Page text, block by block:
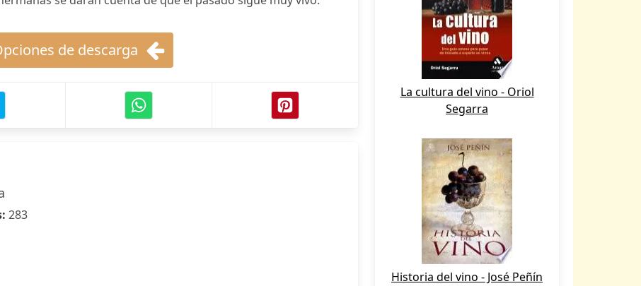
de descarga
283
La cultura del vino - Oriol
Segarra
Historia del vino - José Peñín